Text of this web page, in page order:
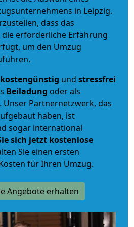
in Leipzig.
dass das
erforderliche Erfahrung
um den Umzug
kostengünstig und stressfrei
Beiladung oder als
. Unser Partnernetzwerk, das
haben, ist
sogar international
sich jetzt kostenlose
Sie einen ersten
für Ihren Umzug.
Angebote erhalten